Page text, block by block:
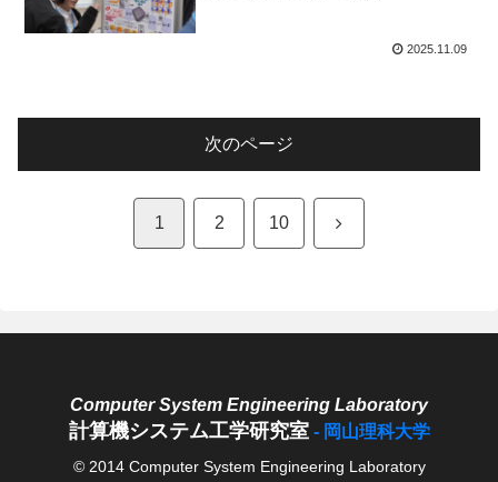
2025.11.09
次のページ
1 2 10 次
計算機システム工学研究室
© 2014 Computer System Engineering Laboratory